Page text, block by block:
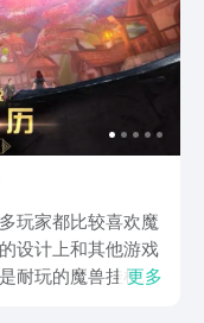
玩家都比较喜欢魔
设计上和其他游戏
耐玩的魔兽挂机手
更多